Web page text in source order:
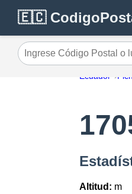
🇪🇨
Ingrese Código Postal o
Ecuador
Altitud: m